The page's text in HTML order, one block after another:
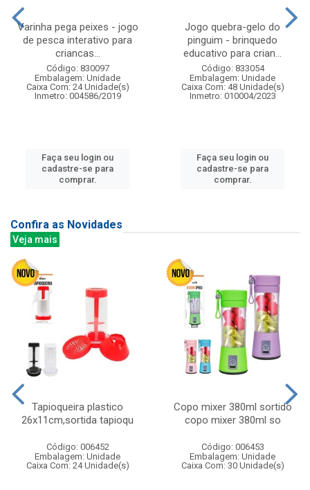
Varinha pega peixes - jogo
de pesca interativo para
criancas...
Código: 830097
Embalagem: Unidade
Caixa Com: 24 Unidade(s)
Inmetro: 004586/2019
Faça seu login ou
cadastre-se para
comprar.
Jogo quebra-gelo do
pinguim - brinquedo
educativo para crian...
Código: 833054
Embalagem: Unidade
Caixa Com: 48 Unidade(s)
Inmetro: 010004/2023
Faça seu login ou
cadastre-se para
comprar.
Confira as Novidades
Veja mais
Tapioqueira plastico
26x11cm,sortida tapioqu
Código: 006452
Embalagem: Unidade
Caixa Com: 24 Unidade(s)
Copo mixer 380ml sortido
copo mixer 380ml so
Código: 006453
Embalagem: Unidade
Caixa Com: 30 Unidade(s)